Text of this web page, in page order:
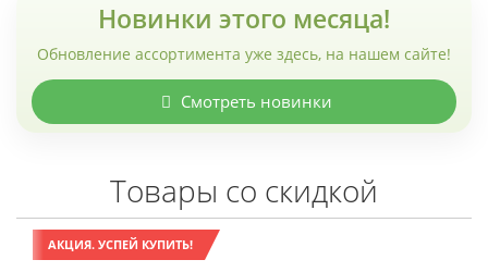
Новинки этого месяца!
Обновление ассортимента уже здесь, на нашем сайте!
Смотреть новинки
Товары со скидкой
АКЦИЯ. УСПЕЙ КУПИТЬ!